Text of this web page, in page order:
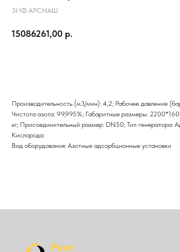
ЗИФ АРСМАШ
15086261,00 р.
Производительность (м3/мин): 4,2; Рабочее давление
Чистота азота: 99,995%; Габаритные размеры:
кг; Присоединительный размер: DN50; Тип генератора:
Кислорода:
Вид оборудования: Азотные адсорбционные установки